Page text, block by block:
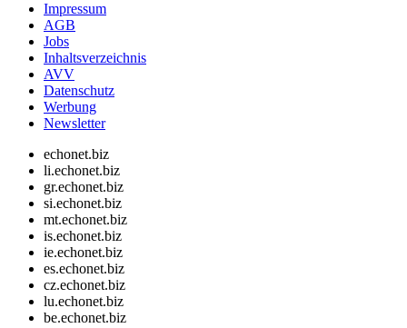
Impressum
AGB
Jobs
Inhaltsverzeichnis
AVV
Datenschutz
Werbung
Newsletter
echonet.biz
li.echonet.biz
gr.echonet.biz
si.echonet.biz
mt.echonet.biz
is.echonet.biz
ie.echonet.biz
es.echonet.biz
cz.echonet.biz
lu.echonet.biz
be.echonet.biz